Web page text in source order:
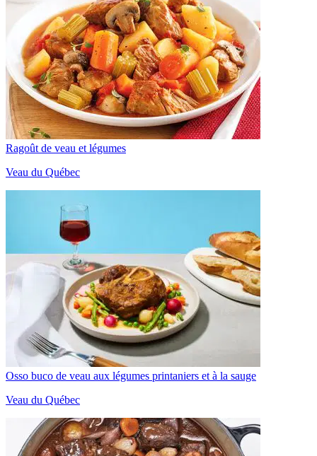
Ragoût de veau et légumes
Veau du Québec
Osso buco de veau aux légumes printaniers et à la sauge
Veau du Québec